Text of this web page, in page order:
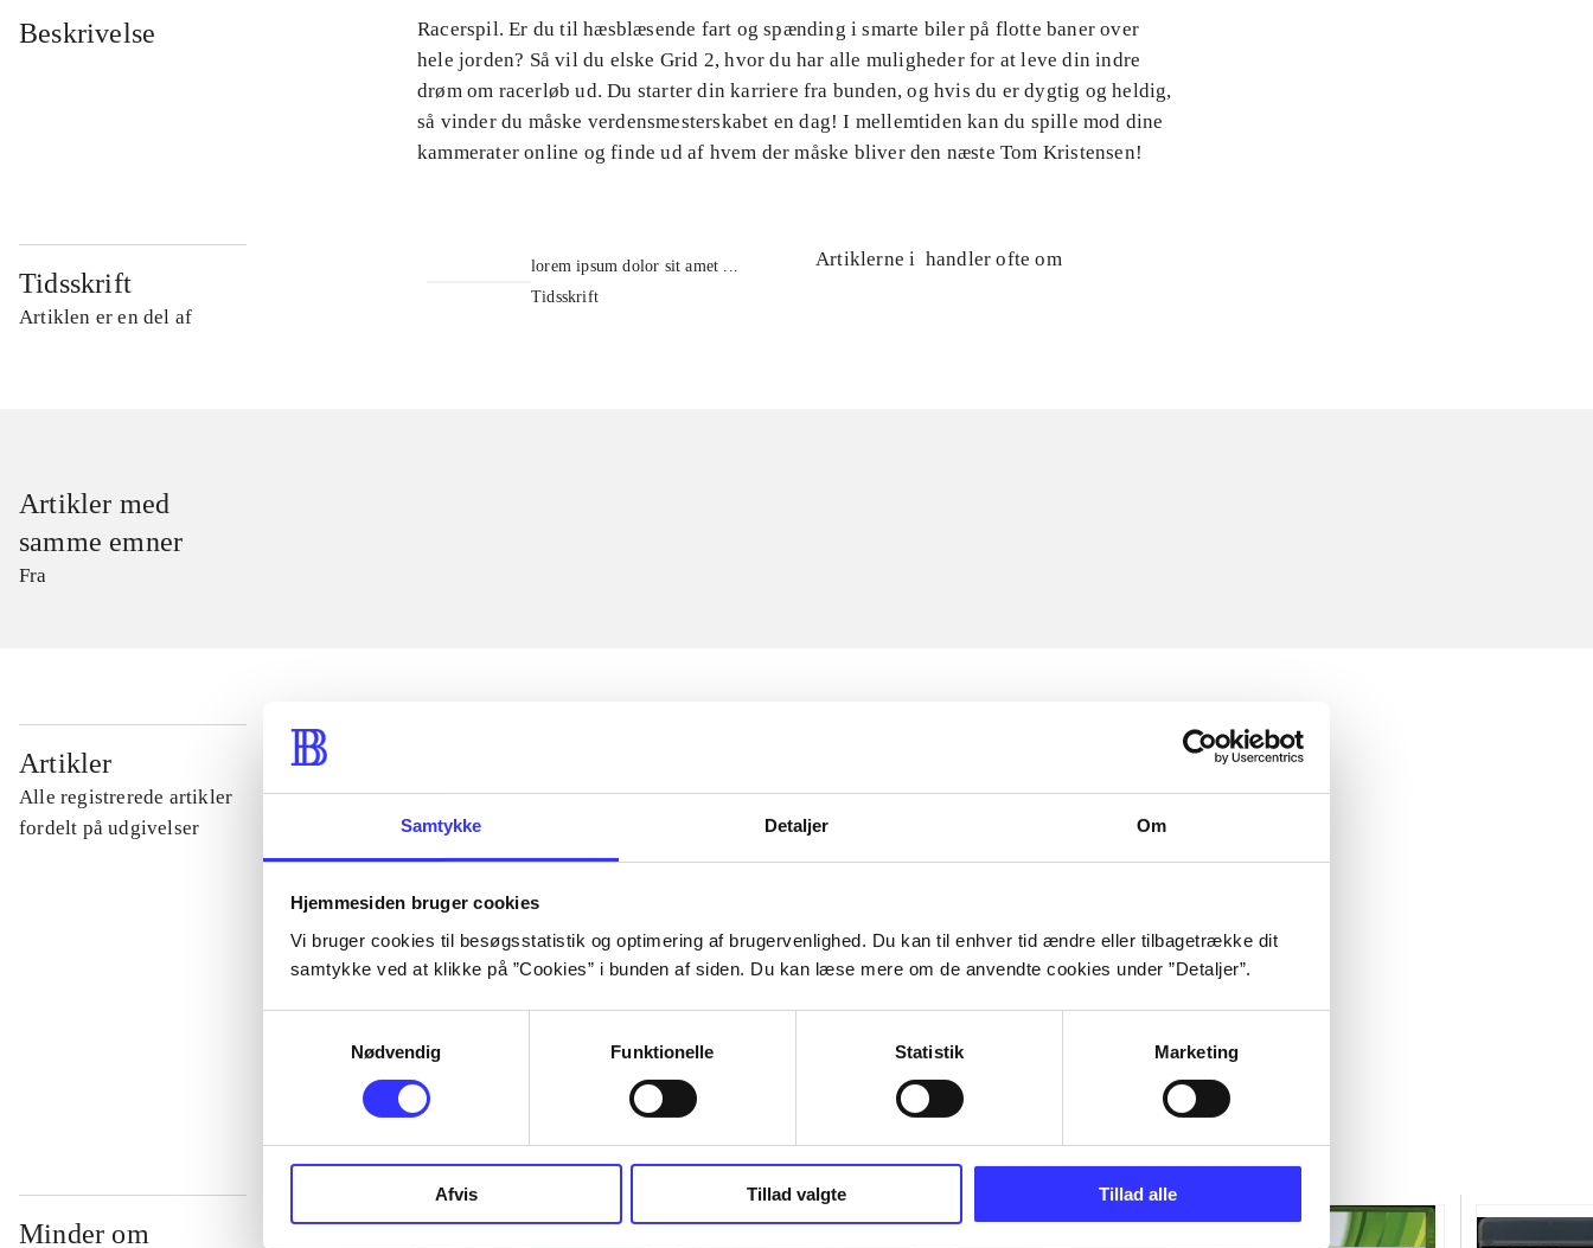
Samtykke Detaljer Om
Hjemmesiden bruger cookies
Vi bruger cookies til besøgsstatistik og optimering af brugervenlighed. Du kan til enhver tid ændre eller tilbagetrække dit
samtykke ved at klikke på ”Cookies” i bunden af siden. Du kan læse mere om de anvendte cookies under ”Detaljer”.
Nødvendig
Funktionelle Statistik Marketing
Afvis Tillad valgte Tillad alle
Beskrivelse
Racerspil. Er du til hæsblæsende fart og spænding i smarte biler på flotte baner over
hele jorden? Så vil du elske Grid 2, hvor du har alle muligheder for at leve din indre
drøm om racerløb ud. Du starter din karriere fra bunden, og hvis du er dygtig og heldig,
så vinder du måske verdensmesterskabet en dag! I mellemtiden kan du spille mod dine
kammerater online og finde ud af hvem der måske bliver den næste Tom Kristensen!
Tidsskrift
Artiklen er en del af
lorem ipsum dolor sit amet ...
Tidsskrift
Artiklerne i handler ofte om
Artikler med
samme emner
Fra
Artikler
Alle registrerede artikler
fordelt på udgivelser
...
...
...
...
Minder om